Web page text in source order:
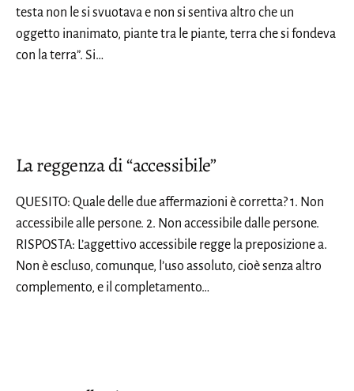
testa non le si svuotava e non si sentiva altro che un
oggetto inanimato, piante tra le piante, terra che si fondeva
con la terra”. Si…
La reggenza di “accessibile”
QUESITO: Quale delle due affermazioni è corretta? 1. Non
accessibile alle persone. 2. Non accessibile dalle persone.
RISPOSTA: L’aggettivo accessibile regge la preposizione a.
Non è escluso, comunque, l’uso assoluto, cioè senza altro
complemento, e il completamento…